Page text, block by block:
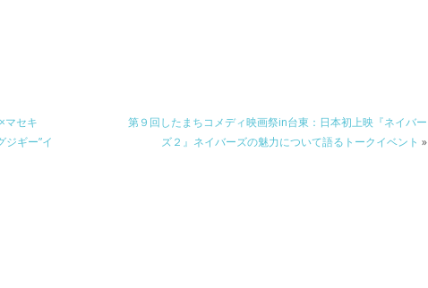
マセキ
ギー”イ
第９回したまちコメディ映画祭in台東：日本初上映『ネイバー
ズ２』ネイバーズの魅力について語るトークイベント »